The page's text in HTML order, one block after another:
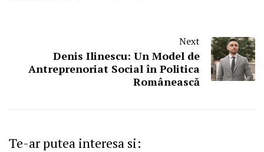
Next
Denis Ilinescu: Un Model de
Antreprenoriat Social în Politica
Românească
Te-ar putea interesa si: